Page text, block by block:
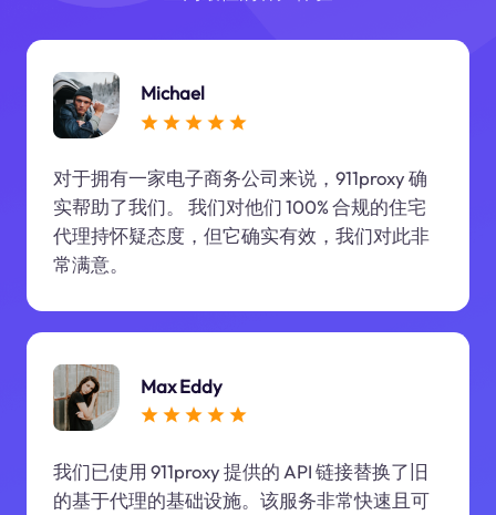
Michael
对于拥有一家电子商务公司来说，911proxy 确
实帮助了我们。 我们对他们 100% 合规的住宅
代理持怀疑态度，但它确实有效，我们对此非
常满意。
Max Eddy
我们已使用 911proxy 提供的 API 链接替换了旧
的基于代理的基础设施。该服务非常快速且可